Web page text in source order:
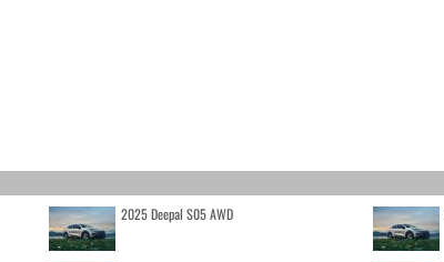
2025 Deepal S05 AWD